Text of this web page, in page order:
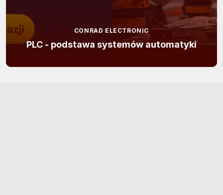
CONRAD ELECTRONIC
PLC - podstawa systemów automatyki